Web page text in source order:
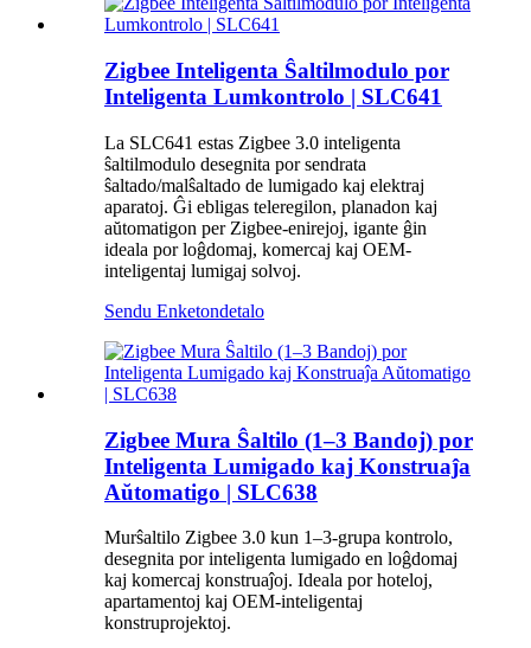
Zigbee Inteligenta Ŝaltilmodulo por
Inteligenta Lumkontrolo | SLC641
La SLC641 estas Zigbee 3.0 inteligenta
ŝaltilmodulo desegnita por sendrata
ŝaltado/malŝaltado de lumigado kaj elektraj
aparatoj. Ĝi ebligas teleregilon, planadon kaj
aŭtomatigon per Zigbee-enirejoj, igante ĝin
ideala por loĝdomaj, komercaj kaj OEM-
inteligentaj lumigaj solvoj.
Sendu Enketondetalo
Zigbee Mura Ŝaltilo (1–3 Bandoj) por
Inteligenta Lumigado kaj Konstruaĵa
Aŭtomatigo | SLC638
Murŝaltilo Zigbee 3.0 kun 1–3-grupa kontrolo,
desegnita por inteligenta lumigado en loĝdomaj
kaj komercaj konstruaĵoj. Ideala por hoteloj,
apartamentoj kaj OEM-inteligentaj
konstruprojektoj.